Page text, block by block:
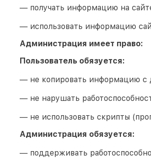
— получать информацию на
— использовать информацию
Администрация имеет право:
Пользователь обязуется:
— не копировать информацию с
— не нарушать
— не использовать скрипты
Администрация обязуется:
— поддерживать